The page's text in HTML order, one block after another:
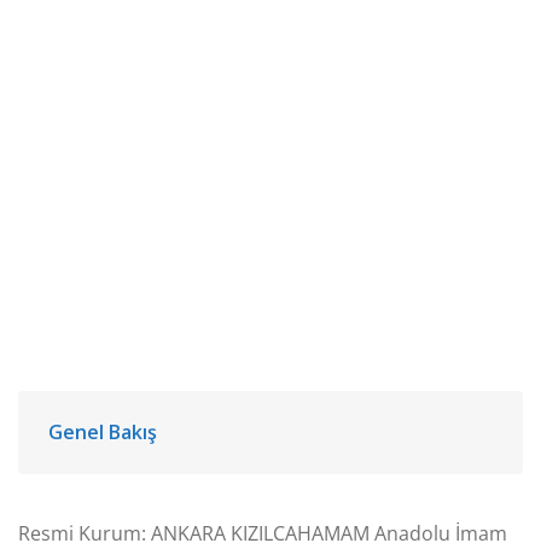
Genel Bakış
Resmi Kurum: ANKARA KIZILCAHAMAM Anadolu İmam